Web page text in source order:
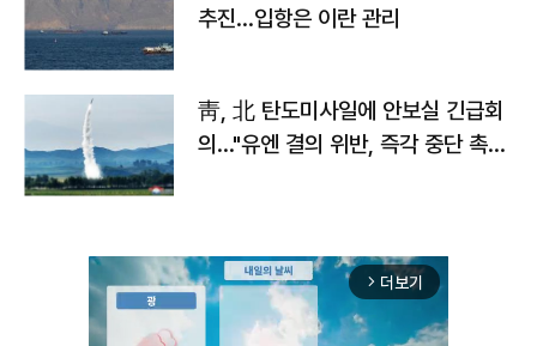
추진…입항은 이란 관리
靑, 北 탄도미사일에 안보실 긴급회
의…"유엔 결의 위반, 즉각 중단 촉
arrow_forward_ios 더보기